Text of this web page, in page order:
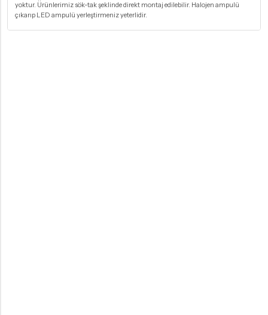
yoktur. Ürünlerimiz sök-tak şeklinde direkt montaj edilebilir. Halojen ampulü
çıkarıp LED ampulü yerleştirmeniz yeterlidir.